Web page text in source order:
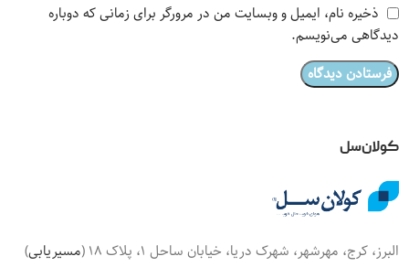
ذخیره نام، ایمیل و وبسایت من در مرورگر برای زمانی که دوباره
دیدگاهی می‌نویسم.
کولان‌سل
البرز، کرج، مهرشهر، شهرک دریا، خیابان ساحل 1، پلاک 18 ( مسیریابی)